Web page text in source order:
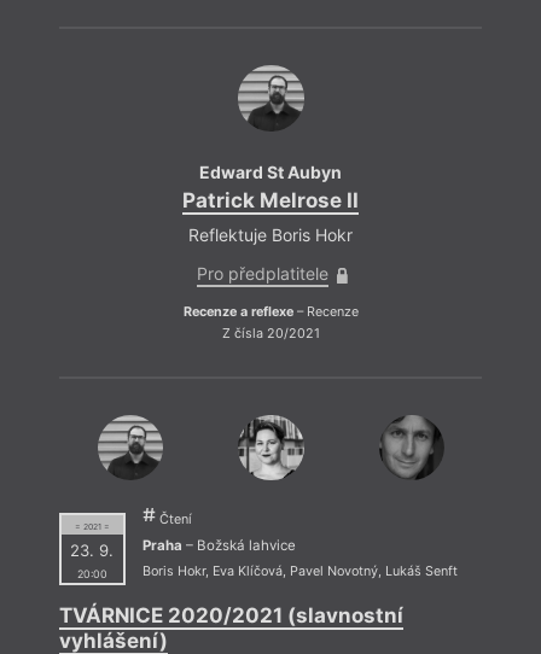
Edward St Aubyn
Patrick Melrose II
Reflektuje Boris Hokr
Pro předplatitele
Recenze a reflexe– Recenze
Z čísla 20/2021
= 2021 =
23. 9.
20:00
Čtení
Praha – Božská lahvice
Boris Hokr, Eva Klíčová, Pavel Novotný, Lukáš Senft
TVÁRNICE 2020/2021 (slavnostní
vyhlášení)